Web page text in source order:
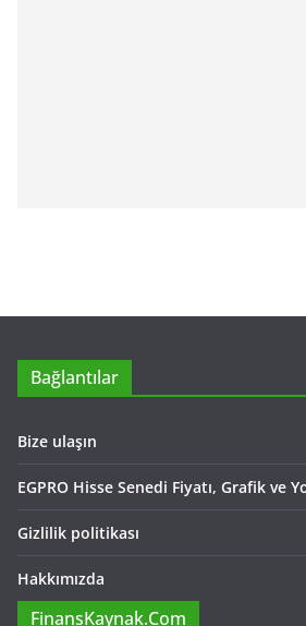
Bağlantılar
Bize ulaşın
EGPRO Hisse Senedi Fiyatı, Grafik ve
Gizlilik politikası
Hakkımızda
FinansKaynak.Com